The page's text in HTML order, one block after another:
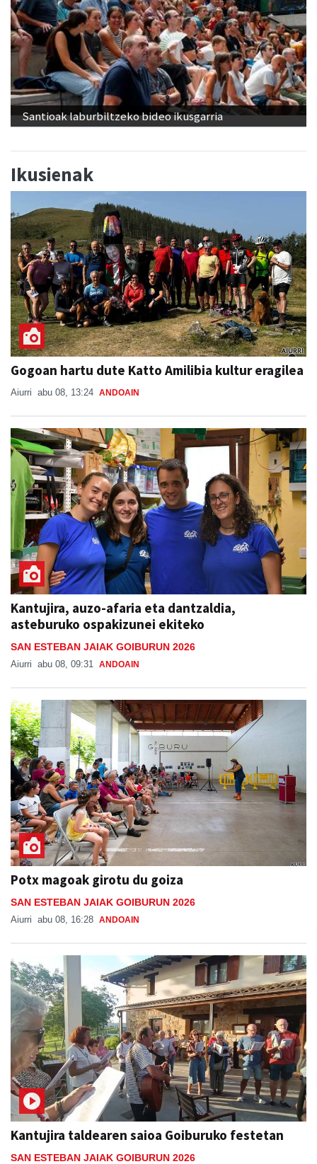
Santioak laburbiltzeko bideo ikusgarria
Ikusienak
Gogoan hartu dute Katto Amilibia kultur eragilea
Aiurri abu 08, 13:24 ANDOAIN
Kantujira, auzo-afaria eta dantzaldia,
asteburuko ospakizunei ekiteko
SAN ESTEBAN JAIAK GOIBURUN 2026
Aiurri abu 08, 09:31 ANDOAIN
Potx magoak girotu du goiza
SAN ESTEBAN JAIAK GOIBURUN 2026
Aiurri abu 08, 16:28 ANDOAIN
Kantujira taldearen saioa Goiburuko festetan
SAN ESTEBAN JAIAK GOIBURUN 2026